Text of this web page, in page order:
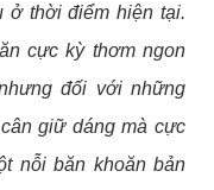
ở thời điểm hiện tại.
cực kỳ thơm ngon
đối với những
giữ dáng mà cực
nỗi băn khoăn bản